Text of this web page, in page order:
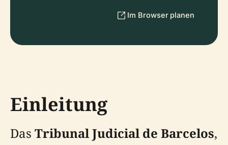
Im Browser planen
Einleitung
Das Tribunal Judicial de Barcelos,